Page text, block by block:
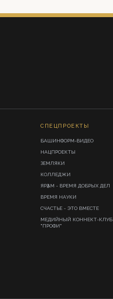
СПЕЦПРОЕКТЫ
БАШИНФОРМ-ВИДЕО
НАЦПРОЕКТЫ
ЗЕМЛЯКИ
КОЛЛЕДЖИ
ЯРҘАМ - ВРЕМЯ ДОБРЫХ ДЕЛ
ВРЕМЯ НАУКИ
СЧАСТЬЕ - ЭТО ВМЕСТЕ
МЕДИЙНЫЙ КОННЕКТ-КЛУБ
"ПРОФИ"